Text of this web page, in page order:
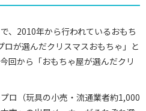
、2010年から行われているおもち
ロが選んだクリスマスおもちゃ」と
回から「おもちゃ屋が選んだクリ
ロ（玩具の小売・流通業者約1,000